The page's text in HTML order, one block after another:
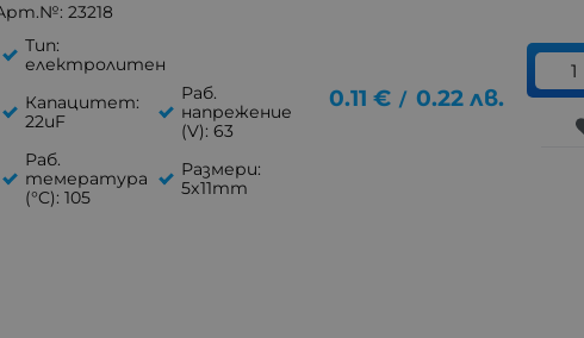
23218
Тип:
електролитен
Капацитет:
22uF
Раб.
напрежение
(V): 63
Раб.
темература
(°C): 105
Размери:
5x11mm
0.11 € / 0.22 лв.